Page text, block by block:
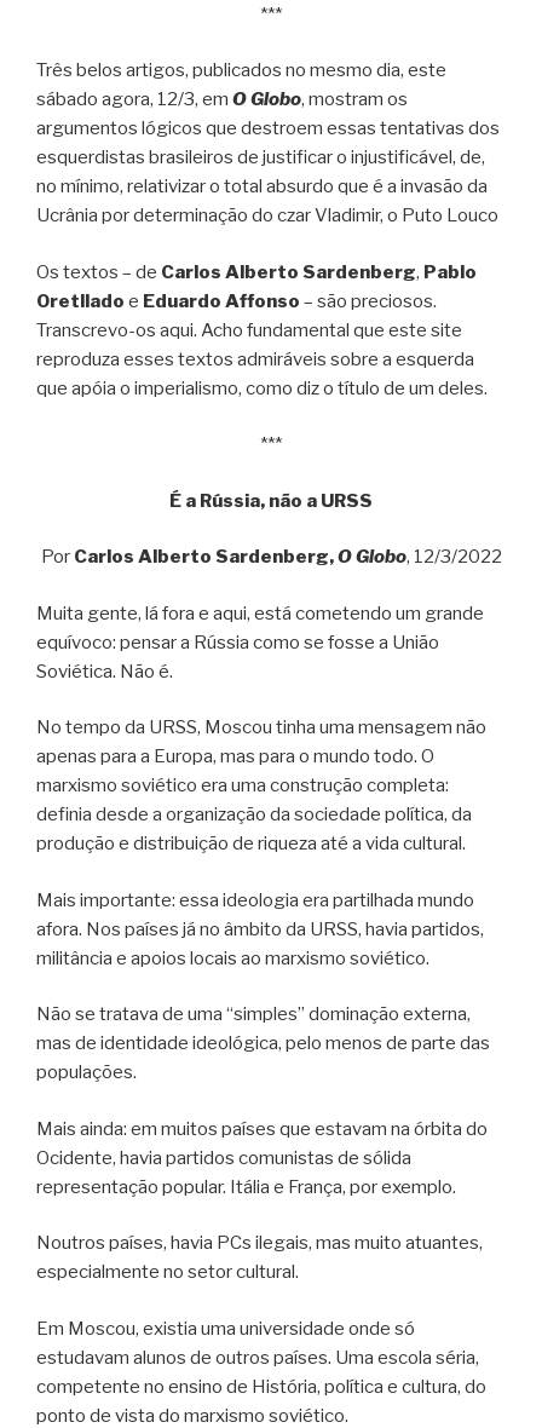
***
Três belos artigos, publicados no mesmo dia, este
sábado agora, 12/3, em O Globo, mostram os
argumentos lógicos que destroem essas tentativas dos
esquerdistas brasileiros de justificar o injustificável, de,
no mínimo, relativizar o total absurdo que é a invasão da
Ucrânia por determinação do czar Vladimir, o Puto Louco
Os textos – de Carlos Alberto Sardenberg, Pablo
Oretllado e Eduardo Affonso – são preciosos.
Transcrevo-os aqui. Acho fundamental que este site
reproduza esses textos admiráveis sobre a esquerda
que apóia o imperialismo, como diz o título de um deles.
***
É a Rússia, não a URSS
Por Carlos Alberto Sardenberg,O Globo, 12/3/2022
Muita gente, lá fora e aqui, está cometendo um grande
equívoco: pensar a Rússia como se fosse a União
Soviética. Não é.
No tempo da URSS, Moscou tinha uma mensagem não
apenas para a Europa, mas para o mundo todo. O
marxismo soviético era uma construção completa:
definia desde a organização da sociedade política, da
produção e distribuição de riqueza até a vida cultural.
Mais importante: essa ideologia era partilhada mundo
afora. Nos países já no âmbito da URSS, havia partidos,
militância e apoios locais ao marxismo soviético.
Não se tratava de uma “simples” dominação externa,
mas de identidade ideológica, pelo menos de parte das
populações.
Mais ainda: em muitos países que estavam na órbita do
Ocidente, havia partidos comunistas de sólida
representação popular. Itália e França, por exemplo.
Noutros países, havia PCs ilegais, mas muito atuantes,
especialmente no setor cultural.
Em Moscou, existia uma universidade onde só
estudavam alunos de outros países. Uma escola séria,
competente no ensino de História, política e cultura, do
ponto de vista do marxismo soviético.